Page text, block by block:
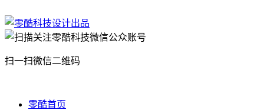
扫一扫微信二维码
零酷首页